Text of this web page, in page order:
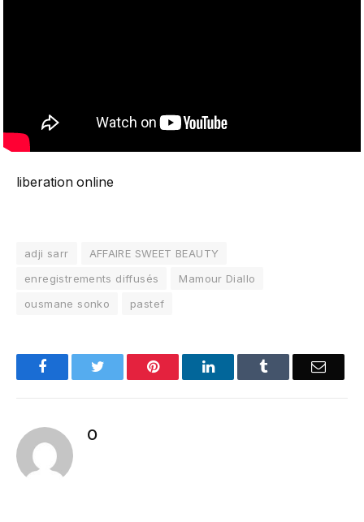
liberation online
adji sarr
AFFAIRE SWEET BEAUTY
enregistrements diffusés
Mamour Diallo
ousmane sonko
pastef
FacebookTwitter Pinterest LinkedInTumblr Email
O